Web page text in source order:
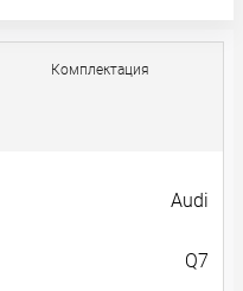
Комплектация
Audi
Q7